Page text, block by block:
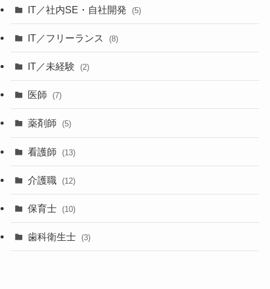
IT／社内SE・自社開発 (5)
IT／フリーランス (8)
IT／未経験 (2)
医師 (7)
薬剤師 (5)
看護師 (13)
介護職 (12)
保育士 (10)
歯科衛生士 (3)